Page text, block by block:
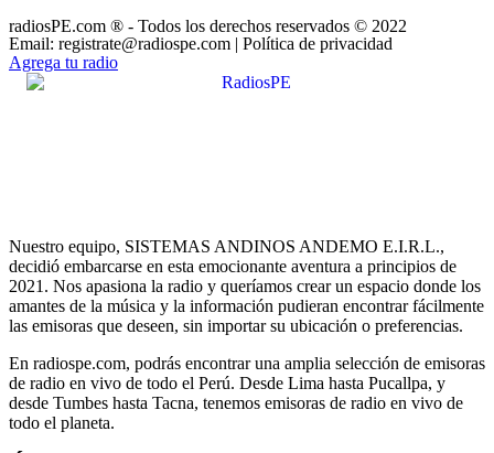
radiosPE.com ® - Todos los derechos reservados © 2022
Email: registrate@radiospe.com | Política de privacidad
Agrega tu radio
Nuestro equipo, SISTEMAS ANDINOS ANDEMO E.I.R.L.,
decidió embarcarse en esta emocionante aventura a principios de
2021. Nos apasiona la radio y queríamos crear un espacio donde los
amantes de la música y la información pudieran encontrar fácilmente
las emisoras que deseen, sin importar su ubicación o preferencias.
En radiospe.com, podrás encontrar una amplia selección de emisoras
de radio en vivo de todo el Perú. Desde Lima hasta Pucallpa, y
desde Tumbes hasta Tacna, tenemos emisoras de radio en vivo de
todo el planeta.